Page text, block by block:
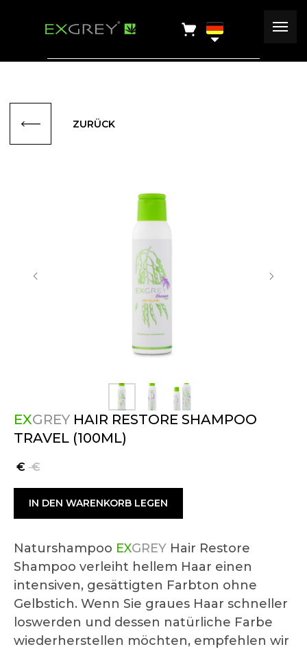
EXGREY HAIR RESTORE SHAMPOO
TRAVEL (100ML)
€ €
IN DEN WARENKORB LEGEN
Naturshampoo EXGREY Hair Restore
Shampoo verleiht hellem Haar einen
intensiven, gesättigten Farbton ohne
Gelbstich. Wenn Sie graues Haar schneller
loswerden und dessen natürliche Farbe
wiederherstellen möchten, empfehlen wir